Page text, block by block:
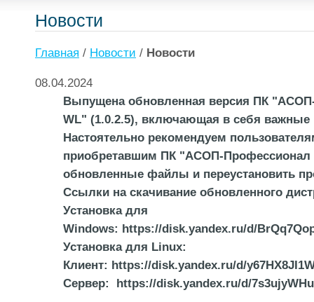
Новости
Главная / Новости / Новости
08.04.2024
Выпущена обновленная версия ПК
WL" (1.0.2.5), включающая в себя важные
Настоятельно рекомендуем
приобретавшим ПК "АСОП-Профессионал
обновленные файлы и переустановить
Ссылки на скачивание обновленного
Установка для
Windows: https://disk.yandex.ru/d/
Установка для Linux:
Клиент: https://disk.yandex.ru/d/
Сервер: https://disk.yandex.ru/d/